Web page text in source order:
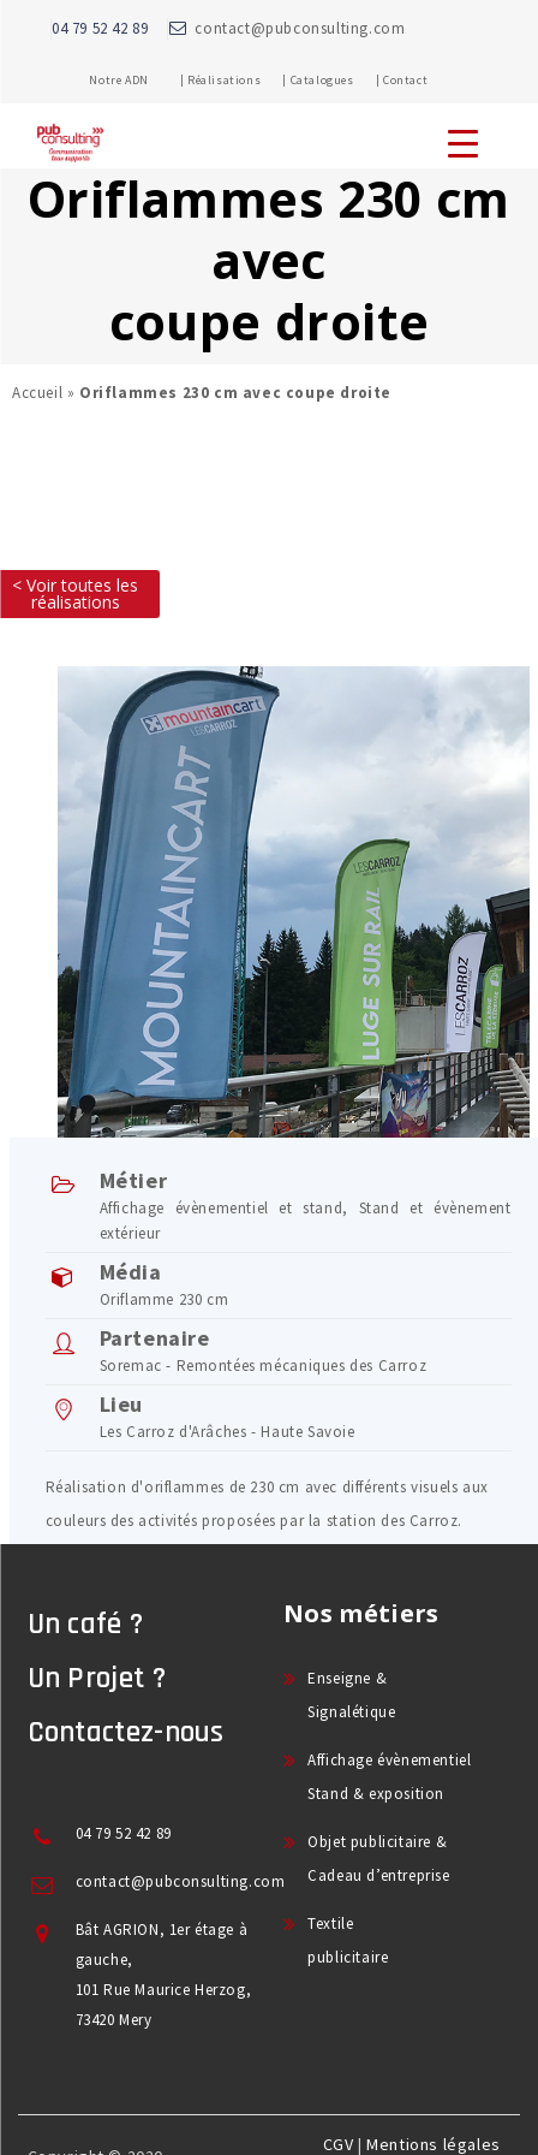
04 79 52 42 89 contact@pubconsulting.com
Notre ADN | Réalisations | Catalogues | Contact
Oriflammes 230 cm
avec
coupe droite
Accueil » Oriflammes 230 cm avec coupe droite
< Voir toutes les
réalisations
Métier
Affichage évènementiel et stand, Stand et évènement
extérieur
Média
Oriflamme 230 cm
Partenaire
Soremac - Remontées mécaniques des Carroz
Lieu
Les Carroz d'Arâches - Haute Savoie
Réalisation d'oriflammes de 230 cm avec différents visuels aux
couleurs des activités proposées par la station des Carroz.
Un café ?
Un Projet ?
Contactez-nous
04 79 52 42 89
contact@pubconsulting.com
Bât AGRION, 1er étage à
gauche,
101 Rue Maurice Herzog,
73420 Mery
Nos métiers
Enseigne &
Signalétique
Affichage évènementiel
Stand & exposition
Objet publicitaire &
Cadeau d’entreprise
Textile
publicitaire
CGV |Mentions légales